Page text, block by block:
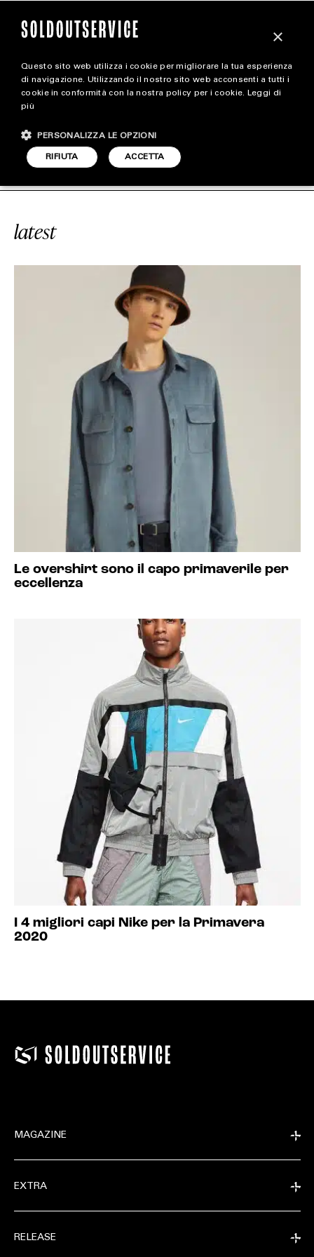
magazine
STYLE
FOOTWEAR
#PRIMAVERA
latest
Le overshirt sono il capo primaverile per
eccellenza
I 4 migliori capi Nike per la Primavera
2020
MAGAZINE
EXTRA
RELEASE
×
Questo sito web utilizza i cookie per migliorare la tua esperienza
di navigazione. Utilizzando il nostro sito web acconsenti a tutti i
cookie in conformità con la nostra policy per i cookie. Leggi di
più
ACCETTA
RIFIUTA
PERSONALIZZA LE OPZIONI